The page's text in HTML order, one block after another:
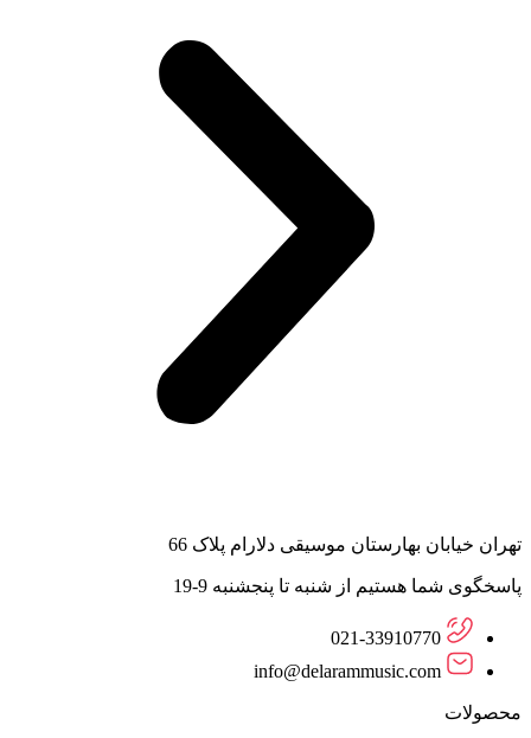
تهران خیابان بهارستان موسیقی دلارام پلاک 66
پاسخگوی شما هستیم از شنبه تا پنجشنبه 9-19
021-33910770
info@delarammusic.com
محصولات